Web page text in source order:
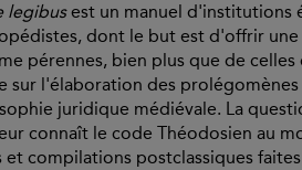
legibusest un manuel d'institutions
dont le but est d'offrir
pérennes, bien plus que de
sur l'élaboration des
juridique médiévale. La
connaît le code Théodosien au
compilations postclassiques